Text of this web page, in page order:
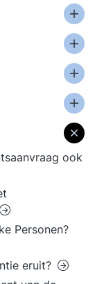
ook
Personen?
eruit?